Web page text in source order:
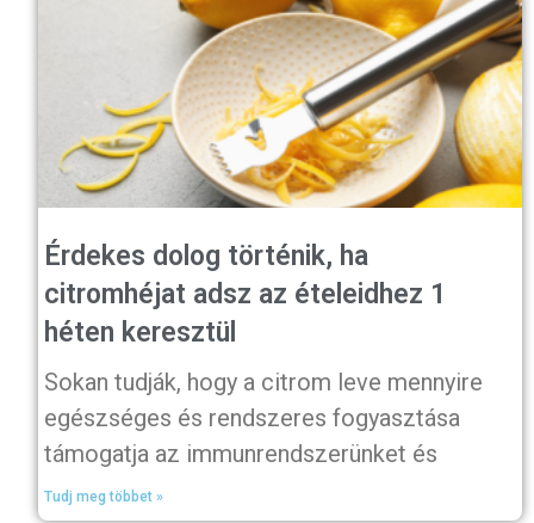
Érdekes dolog történik, ha
citromhéjat adsz az ételeidhez 1
héten keresztül
Sokan tudják, hogy a citrom leve mennyire
egészséges és rendszeres fogyasztása
támogatja az immunrendszerünket és
Tudj meg többet »